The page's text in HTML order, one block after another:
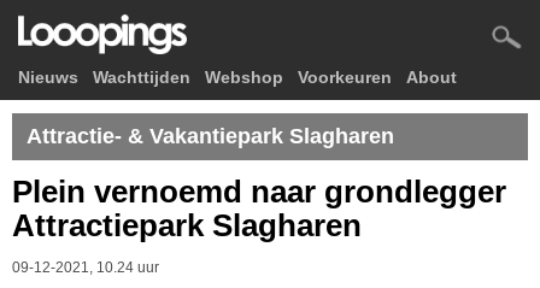
Nieuws Wachttijden Webshop Voorkeuren About
Attractie- & Vakantiepark Slagharen
Plein vernoemd naar grondlegger
Attractiepark Slagharen
09-12-2021, 10.24 uur